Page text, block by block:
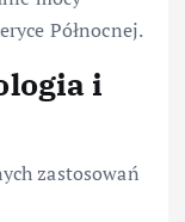
Północnej.
i
zastosowań